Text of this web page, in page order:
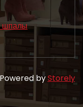
шпалы
byStorely